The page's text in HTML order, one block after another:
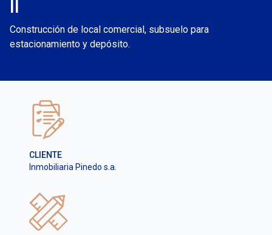
II
Construcción de local comercial, subsuelo para
estacionamiento y depósito.
CLIENTE
Inmobiliaria Pinedo s.a.